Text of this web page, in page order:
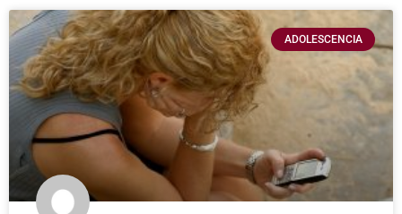
ADOLESCENCIA